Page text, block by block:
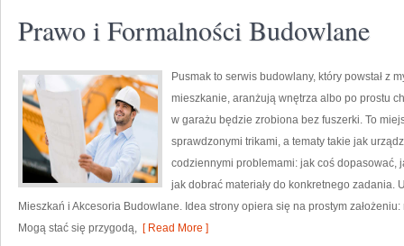
Prawo i Formalności Budowlane
Pusmak to serwis budowlany, który powstał z
mieszkanie, aranżują wnętrza albo po prostu
w garażu będzie zrobiona bez fuszerki. To
sprawdzonymi trikami, a tematy takie jak
codziennymi problemami: jak coś dopasować,
jak dobrać materiały do konkretnego zadania.
Mieszkań i Akcesoria Budowlane. Idea strony opiera się na prostym
Mogą stać się przygodą, [ Read More ]